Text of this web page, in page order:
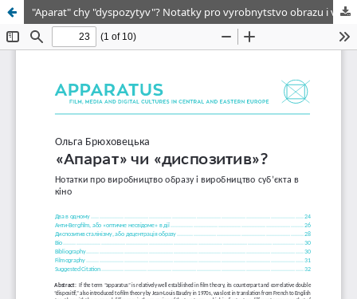
"Aparat" chy "dyspozytyv"? Notatky pro vyrobnytstvo obrazu i vyrobnytstvo subiekta v kino